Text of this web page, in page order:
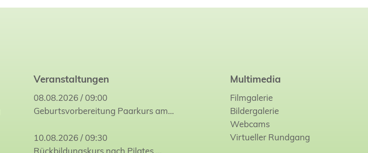
Veranstaltungen
08.08.2026 / 09:00
Geburtsvorbereitung Paarkurs am…
10.08.2026 / 09:30
Rückbildungskurs nach Pilates…
Multimedia
Filmgalerie
Bildergalerie
Webcams
Virtueller Rundgang